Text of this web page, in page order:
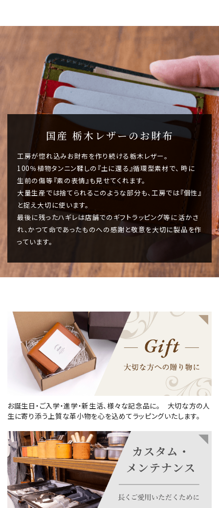
国産 栃木レザーのお財布
工房が惚れ込みお財布を作り続ける栃木レザー。
100％植物タンニン鞣しの『土に還る』循環型素材で、 時に
生前の傷等『素の表情』も見せてくれます。
大量生産では捨てられるこのような部分も、工房では『個性』
と捉え大切に使います。
最後に残ったハギレは店舗でのギフトラッピング等に活かさ
れ、かつて命であったものへの感謝と敬意を大切に製品を作
っています。
お誕生日・ご入学・進学・新生活、様々な記念品に。 大切な方の人
生に寄り添う上質な革小物を心を込めてラッピングいたします。